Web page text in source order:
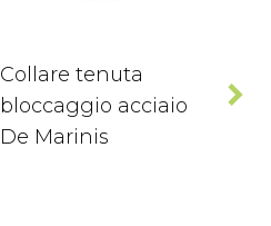
Collare tenuta
bloccaggio acciaio
De Marinis